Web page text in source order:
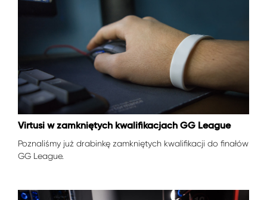
Virtusi w zamkniętych kwalifikacjach GG League
Poznaliśmy już drabinkę zamkniętych kwalifikacji do finałów
GG League.